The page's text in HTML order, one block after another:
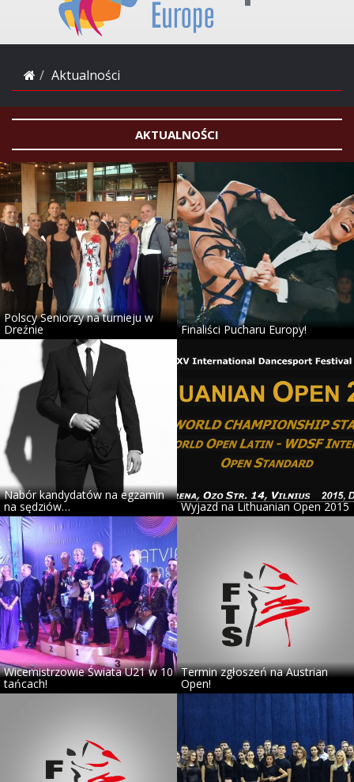
Aktualności
AKTUALNOŚCI
Polscy Seniorzy na turnieju w
Dreźnie Finaliści Pucharu Europy!
Nabór kandydatów na egzamin
na sędziów… Wyjazd na Lithuanian Open 2015
Wicemistrzowie Świata U21 w 10
tańcach!
Termin zgłoszeń na Austrian
Open!